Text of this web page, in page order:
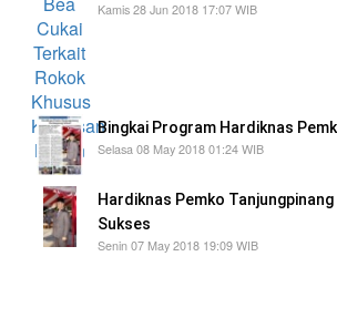
Kamis 28 Jun 2018 17:07 WIB
Bingkai Program Hardiknas
Selasa 08 May 2018 01:24 WIB
Hardiknas Pemko
Sukses
Senin 07 May 2018 19:09 WIB